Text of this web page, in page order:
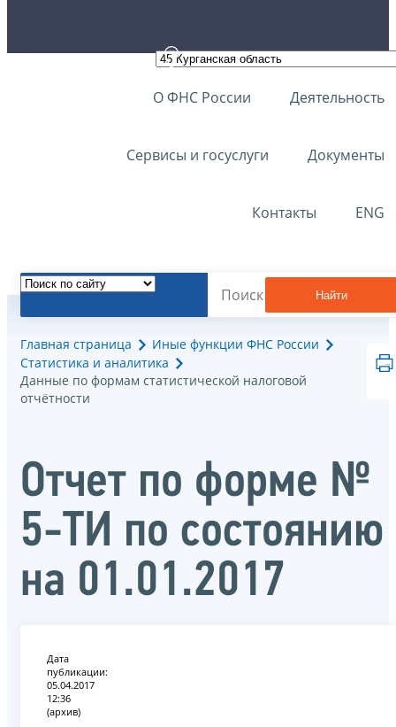
О ФНС России Деятельность
Сервисы и госуслуги Документы
Контакты ENG
Найти
Главная страница
Иные функции ФНС России
Статистика и аналитика
Данные по формам статистической налоговой
отчётности
Отчет по форме №
5-ТИ по состоянию
на 01.01.2017
Дата
публикации:
05.04.2017
12:36
(архив)